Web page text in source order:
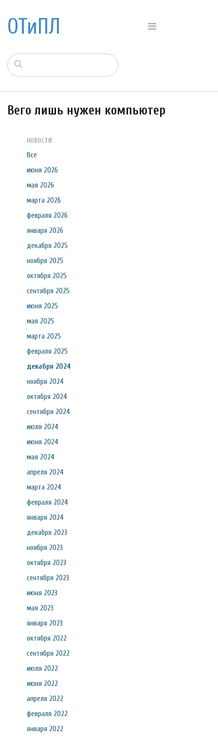
ОТиПЛ
Вего лишь нужен компьютер
НОВОСТИ
Все
июня 2026
мая 2026
марта 2026
февраля 2026
января 2026
декабря 2025
ноября 2025
октября 2025
сентября 2025
июня 2025
мая 2025
марта 2025
февраля 2025
декабря 2024
ноября 2024
октября 2024
сентября 2024
июля 2024
июня 2024
мая 2024
апреля 2024
марта 2024
февраля 2024
января 2024
декабря 2023
ноября 2023
октября 2023
сентября 2023
июня 2023
мая 2023
января 2023
октября 2022
сентября 2022
июля 2022
июня 2022
апреля 2022
февраля 2022
января 2022